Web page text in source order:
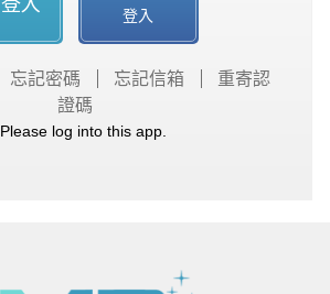
登入
忘記密碼 忘記信箱
重寄認
證碼
Please log into this app.